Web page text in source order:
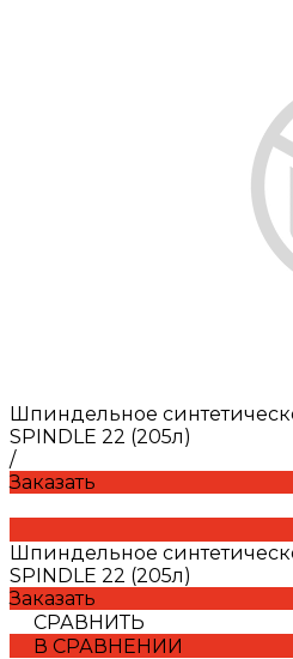
Шпиндельное
SPINDLE 22 (205л)
/
Заказать
Шпиндельное
SPINDLE 22 (205л)
Заказать
СРАВНИТЬ
В СРАВНЕНИИ